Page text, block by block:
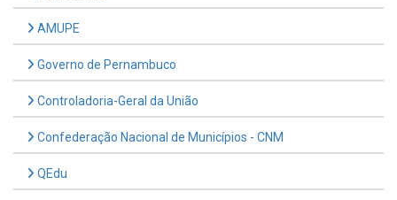
AMUPE
Governo de Pernambuco
Controladoria-Geral da União
Confederação Nacional de Municípios - CNM
QEdu